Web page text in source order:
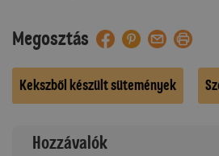
Megosztás
Kekszből készült sütemények
Hozzávalók